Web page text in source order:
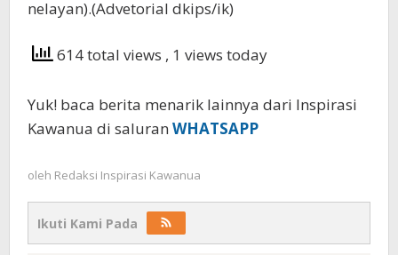
nelayan).(Advetorial dkips/ik)
614 total views , 1 views today
Yuk! baca berita menarik lainnya dari Inspirasi
Kawanua di saluran WHATSAPP
oleh Redaksi Inspirasi Kawanua
Ikuti Kami Pada